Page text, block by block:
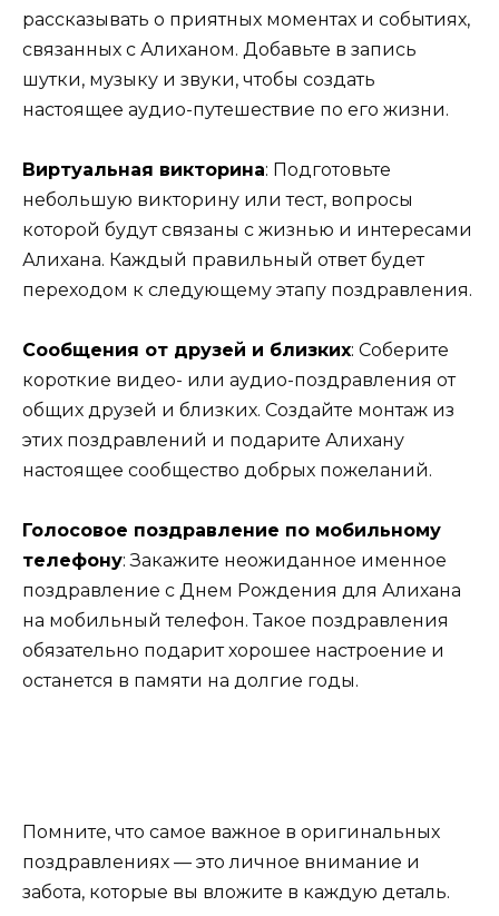
рассказывать о приятных моментах и событиях,
связанных с Алиханом. Добавьте в запись
шутки, музыку и звуки, чтобы создать
настоящее аудио-путешествие по его жизни.
Виртуальная викторина: Подготовьте
небольшую викторину или тест, вопросы
которой будут связаны с жизнью и интересами
Алихана. Каждый правильный ответ будет
переходом к следующему этапу поздравления.
Сообщения от друзей и близких: Соберите
короткие видео- или аудио-поздравления от
общих друзей и близких. Создайте монтаж из
этих поздравлений и подарите Алихану
настоящее сообщество добрых пожеланий.
Голосовое поздравление по мобильному
телефону: Закажите неожиданное именное
поздравление с Днем Рождения для Алихана
на мобильный телефон. Такое поздравления
обязательно подарит хорошее настроение и
останется в памяти на долгие годы.
Помните, что самое важное в оригинальных
поздравлениях — это личное внимание и
забота, которые вы вложите в каждую деталь.